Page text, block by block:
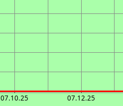
07.10.25 07.12.25